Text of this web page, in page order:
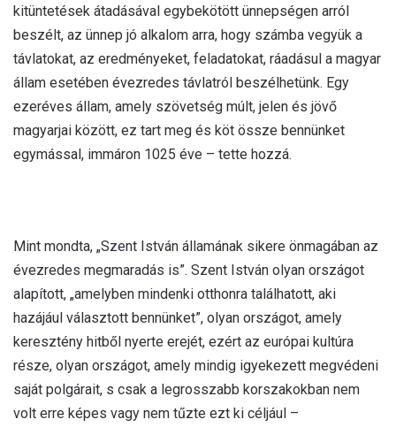
kitüntetések átadásával egybekötött ünnepségen arról
beszélt, az ünnep jó alkalom arra, hogy számba vegyük a
távlatokat, az eredményeket, feladatokat, ráadásul a magyar
állam esetében évezredes távlatról beszélhetünk. Egy
ezeréves állam, amely szövetség múlt, jelen és jövő
magyarjai között, ez tart meg és köt össze bennünket
egymással, immáron 1025 éve – tette hozzá.
Mint mondta, „Szent István államának sikere önmagában az
évezredes megmaradás is”. Szent István olyan országot
alapított, „amelyben mindenki otthonra találhatott, aki
hazájául választott bennünket”, olyan országot, amely
keresztény hitből nyerte erejét, ezért az európai kultúra
része, olyan országot, amely mindig igyekezett megvédeni
saját polgárait, s csak a legrosszabb korszakokban nem
volt erre képes vagy nem tűzte ezt ki céljául –